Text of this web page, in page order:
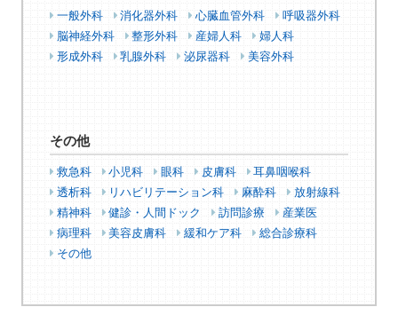
一般外科 消化器外科 心臓血管外科
呼吸器外科
脳神経外科
整形外科 産婦人科
婦人科
形成外科
乳腺外科 泌尿器科 美容外科
その他
救急科 小児科 眼科 皮膚科
耳鼻咽喉科
透析科
リハビリテーション科 麻酔科
放射線科
精神科
健診・人間ドック 訪問診療
産業医
病理科
美容皮膚科 緩和ケア科
総合診療科
その他